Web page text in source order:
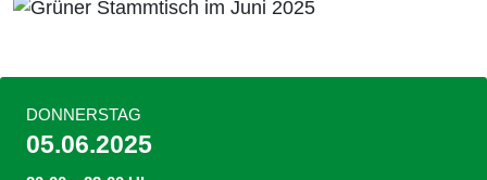
DONNERSTAG
05.06.2025